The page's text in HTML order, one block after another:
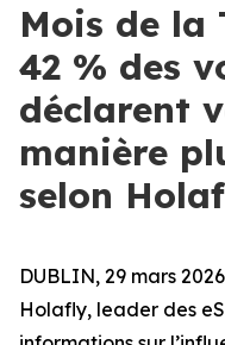
Mois de la
42 % des
déclarent
manière
selon
DUBLIN, 29 mars
Holafly, leader des